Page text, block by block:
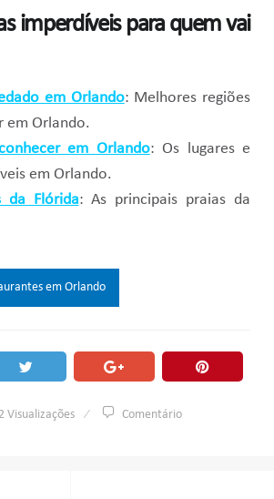
imperdíveis para quem vai
em Orlando: Melhores regiões
em Orlando.
em Orlando: Os lugares e
em Orlando.
da Flórida: As principais praias da
em Orlando
Visualizações Comentário